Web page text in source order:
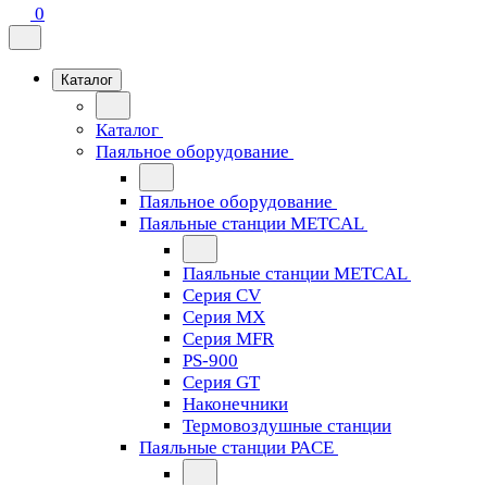
0
Каталог
Каталог
Паяльное оборудование
Паяльное оборудование
Паяльные станции METCAL
Паяльные станции METCAL
Серия CV
Серия MX
Серия MFR
PS-900
Серия GT
Наконечники
Термовоздушные станции
Паяльные станции PACE